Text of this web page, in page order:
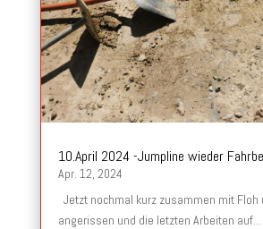
10.April 2024 -Jumpline wieder
Apr. 12, 2024
Jetzt nochmal kurz zusammen mit Floh
angerissen und die letzten Arbeiten auf...